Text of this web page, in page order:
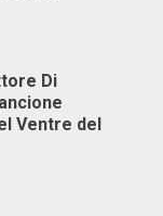
Di
Ventre del